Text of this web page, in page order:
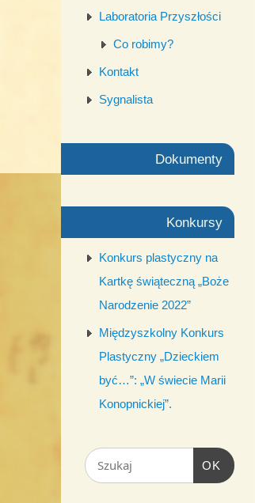
Laboratoria Przyszłości
Co robimy?
Kontakt
Sygnalista
Dokumenty
Konkursy
Konkurs plastyczny na
Kartkę świąteczną „Boże
Narodzenie 2022”
Międzyszkolny Konkurs
Plastyczny „Dzieckiem
być…”: „W świecie Marii
Konopnickiej”.
OK